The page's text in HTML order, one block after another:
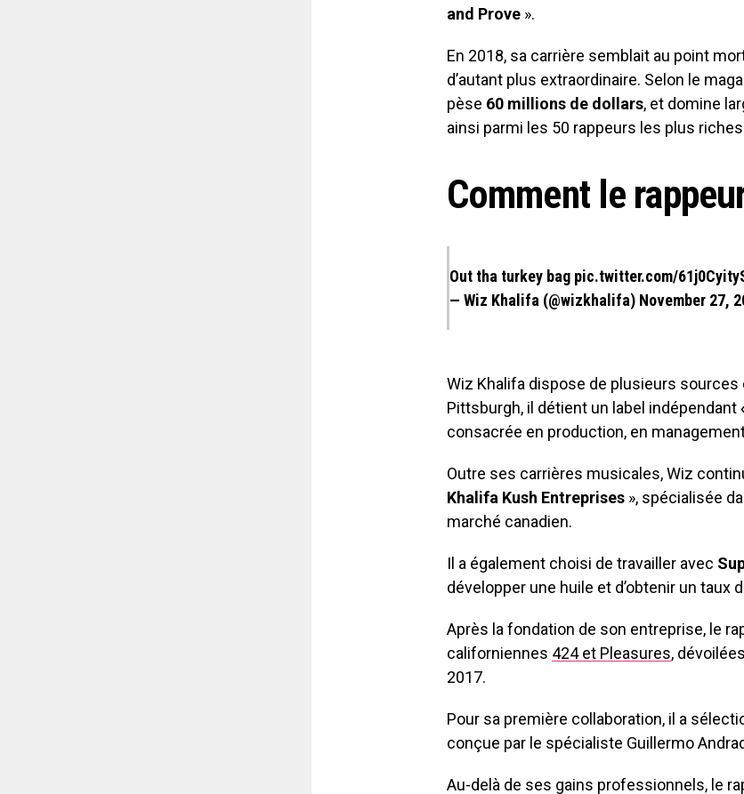
and Prove ».
En 2018, sa carrière semblait au point
d’autant plus extraordinaire. Selon le
pèse 60 millions de dollars, et domine
ainsi parmi les 50 rappeurs les plus
Comment le
Out tha turkey bag pic.twitter.com/
— Wiz Khalifa (@wizkhalifa) November 27,
Wiz Khalifa dispose de plusieurs
Pittsburgh, il détient un label indépendant
consacrée en production, en
Outre ses carrières musicales, Wiz
Khalifa Kush Entreprises », spécialisée
marché canadien.
Il a également choisi de travailler avec
développer une huile et d’obtenir un taux
Après la fondation de son entreprise, le
californiennes 424 et Pleasures,
2017.
Pour sa première collaboration, il a
conçue par le spécialiste Guillermo
Au-delà de ses gains professionnels, le